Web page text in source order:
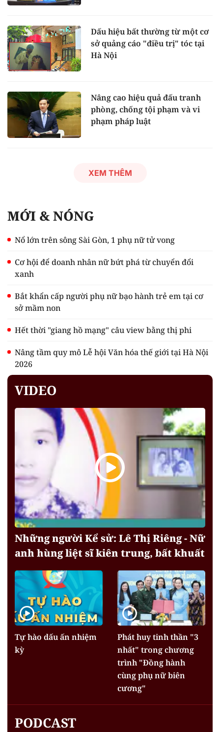
Dấu hiệu bất thường từ một cơ
sở quảng cáo "điều trị" tóc tại
Hà Nội
Nâng cao hiệu quả đấu tranh
phòng, chống tội phạm và vi
phạm pháp luật
XEM THÊM
MỚI & NÓNG
Nổ lớn trên sông Sài Gòn, 1 phụ nữ tử vong
Cơ hội để doanh nhân nữ bứt phá từ chuyển đổi
xanh
Bắt khẩn cấp người phụ nữ bạo hành trẻ em tại cơ
sở mầm non
Hết thời "giang hồ mạng" câu view bằng thị phi
Nâng tầm quy mô Lễ hội Văn hóa thế giới tại Hà Nội
2026
VIDEO
Những người Kể sử: Lê Thị Riêng - Nữ
anh hùng liệt sĩ kiên trung, bất khuất
Tự hào dấu ấn nhiệm
kỳ
Phát huy tinh thần "3
nhất" trong chương
trình "Đồng hành
cùng phụ nữ biên
cương"
PODCAST